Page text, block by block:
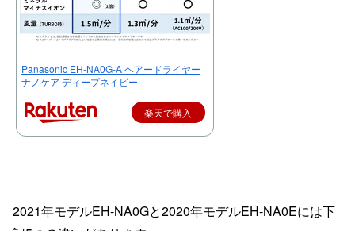
Panasonic EH-NA0G-A ヘアードライヤー
ナノケア ディープネイビー
楽天で購入
2021年モデルEH-NA0Gと2020年モデルEH-NA0Eには下